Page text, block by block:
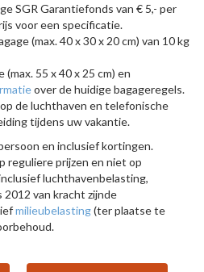
SGR Garantiefonds van € 5,- per
voor een specificatie.
(max. 40 x 30 x 20 cm) van 10 kg
55 x 40 x 25 cm) en
over de huidige bagageregels.
de luchthaven en telefonische
tijdens uw vakantie.
en inclusief kortingen.
reguliere prijzen en niet op
luchthavenbelasting,
van kracht zijnde
milieubelasting(ter plaatse te